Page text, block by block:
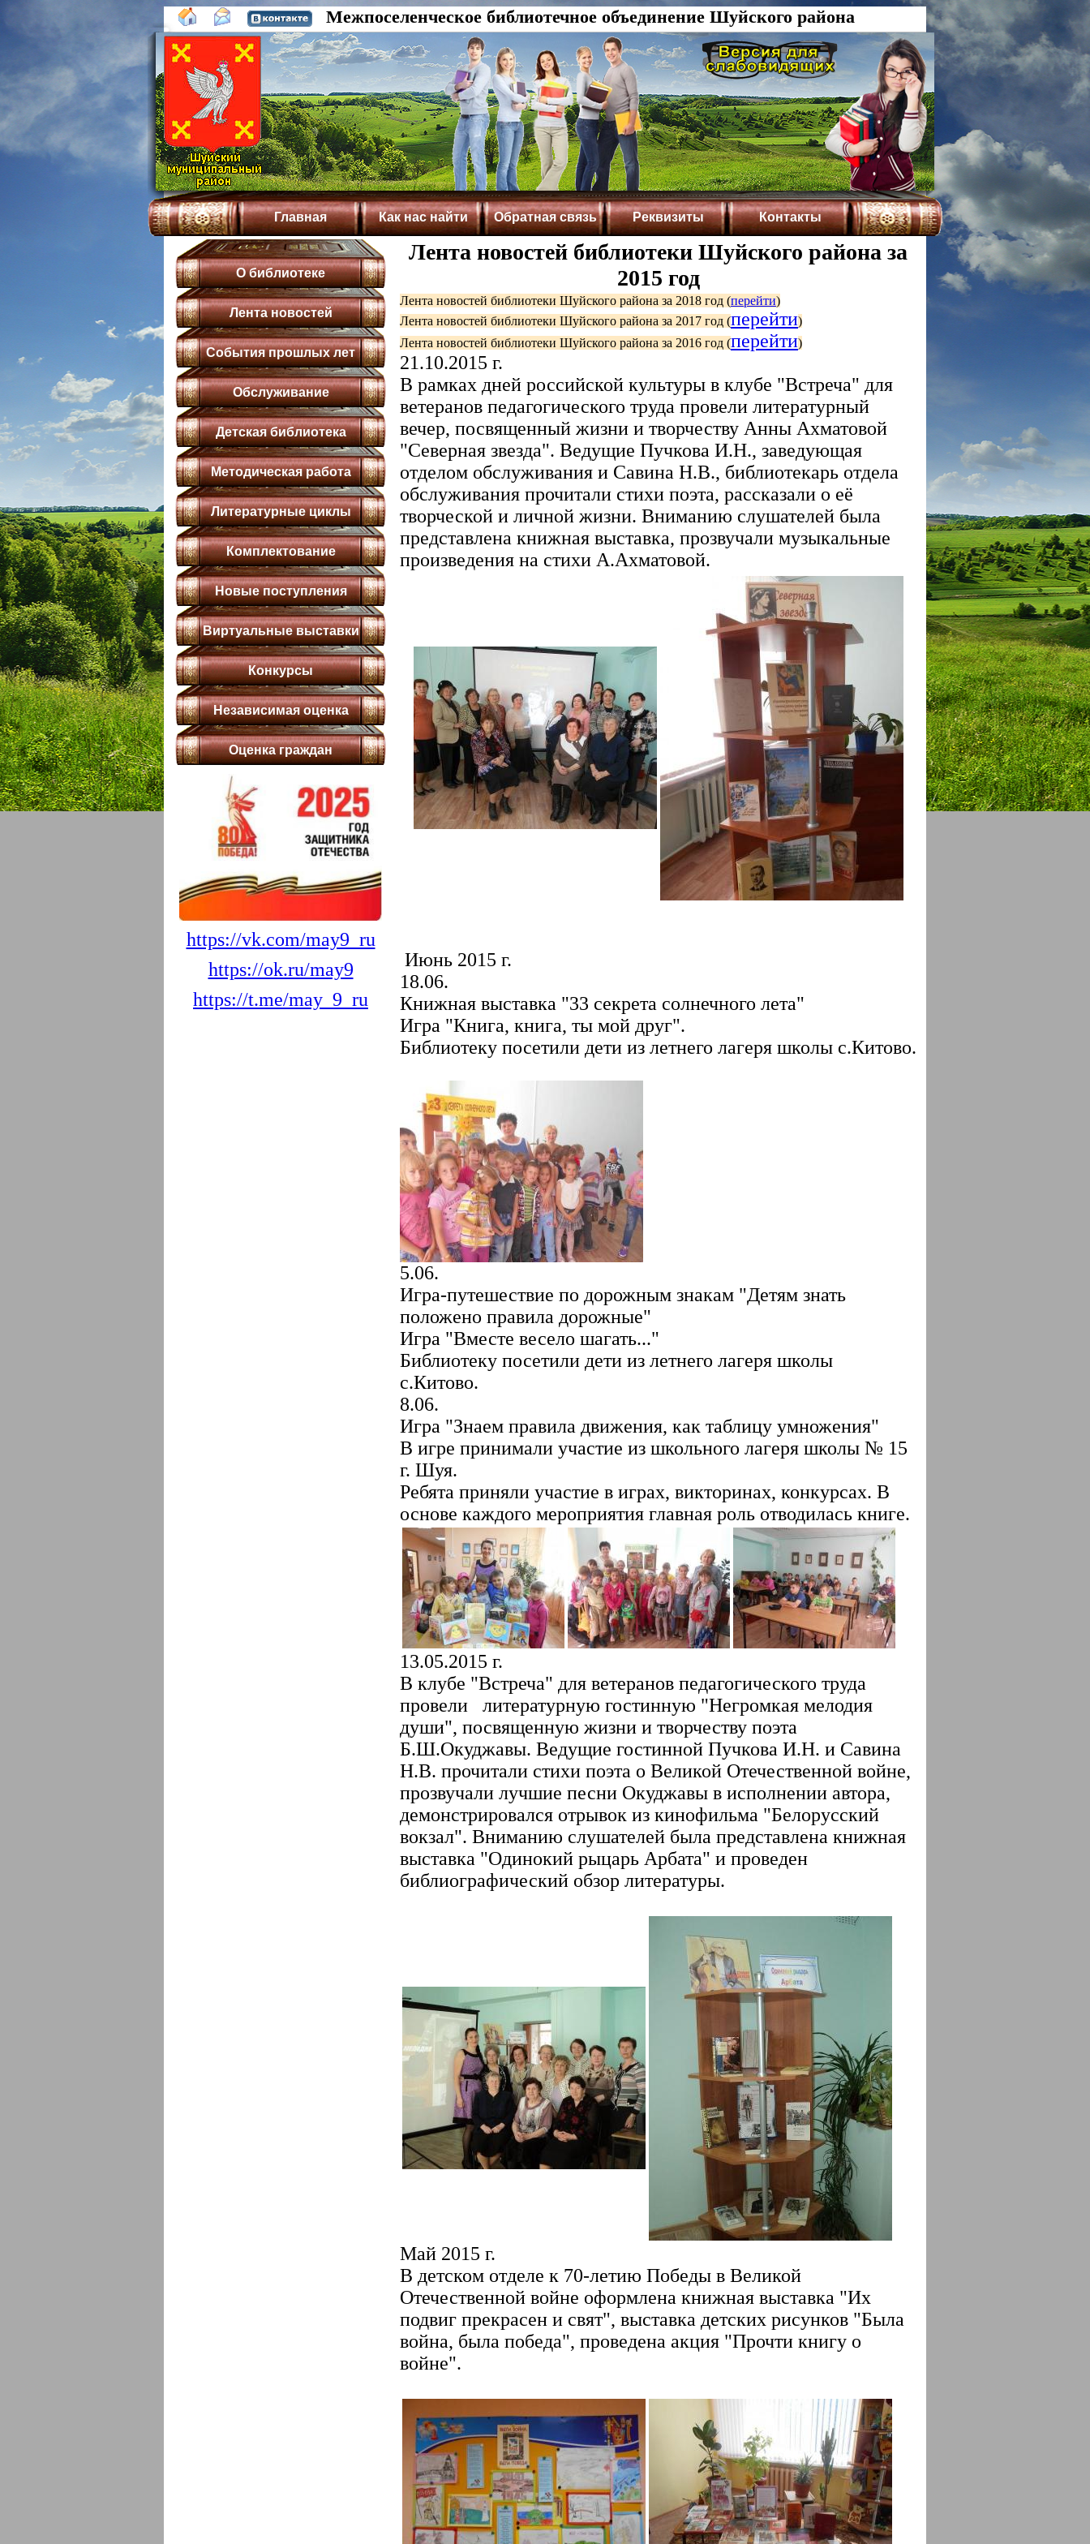
Межпоселенческое библиотечное объединение Шуйского района
Главная Как нас найти Обратная связь Реквизиты Контакты
О библиотеке
Лента новостей
События прошлых лет
Обслуживание
Детская библиотека
Методическая работа
Литературные циклы
Комплектование
Новые поступления
Виртуальные выставки
Конкурсы
Независимая оценка
Оценка граждан
https://vk.com/may9_ru
https://ok.ru/may9
https://t.me/may_9_ru
Лента новостей библиотеки Шуйского района за
2015 год
Лента новостей библиотеки Шуйского района за 2018 год (перейти)
Лента новостей библиотеки Шуйского района за 2017 год (перейти)
Лента новостей библиотеки Шуйского района за 2016 год (перейти)
21.10.2015 г.
В рамках дней российской культуры в клубе "Встреча" для
ветеранов педагогического труда провели литературный
вечер, посвященный жизни и творчеству Анны Ахматовой
"Северная звезда". Ведущие Пучкова И.Н., заведующая
отделом обслуживания и Савина Н.В., библиотекарь отдела
обслуживания прочитали стихи поэта, рассказали о её
творческой и личной жизни. Вниманию слушателей была
представлена книжная выставка, прозвучали музыкальные
произведения на стихи А.Ахматовой.
Июнь 2015 г.
18.06.
Книжная выставка "33 секрета солнечного лета"
Игра "Книга, книга, ты мой друг".
Библиотеку посетили дети из летнего лагеря школы с.Китово.
5.06.
Игра-путешествие по дорожным знакам "Детям знать
положено правила дорожные"
Игра "Вместе весело шагать..."
Библиотеку посетили дети из летнего лагеря школы
с.Китово.
8.06.
Игра "Знаем правила движения, как таблицу умножения"
В игре принимали участие из школьного лагеря школы № 15
г. Шуя.
Ребята приняли участие в играх, викторинах, конкурсах. В
основе каждого мероприятия главная роль отводилась книге.
13.05.2015 г.
В клубе "Встреча" для ветеранов педагогического труда
провели литературную гостинную "Негромкая мелодия
души", посвященную жизни и творчеству поэта
Б.Ш.Окуджавы. Ведущие гостинной Пучкова И.Н. и Савина
Н.В. прочитали стихи поэта о Великой Отечественной войне,
прозвучали лучшие песни Окуджавы в исполнении автора,
демонстрировался отрывок из кинофильма "Белорусский
вокзал". Вниманию слушателей была представлена книжная
выставка "Одинокий рыцарь Арбата" и проведен
библиографический обзор литературы.
Май 2015 г.
В детском отделе к 70-летию Победы в Великой
Отечественной войне оформлена книжная выставка "Их
подвиг прекрасен и свят", выставка детских рисунков "Была
война, была победа", проведена акция "Прочти книгу о
войне".